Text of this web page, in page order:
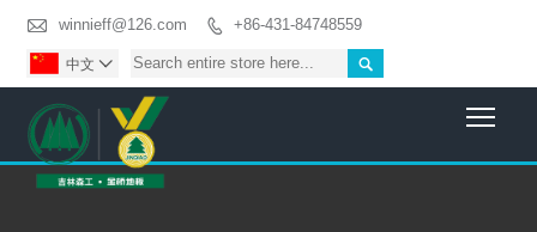
 winnieff@126.com  +86-431-84748559

中文 